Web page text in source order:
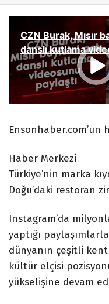
Ensonhaber.com’un
Haber Merkezi
Türkiye’nin marka
Doğu’daki restoran
Instagram’da
yaptığı
dünyanın çeşitli
kültür elçisi
yükselişine devam